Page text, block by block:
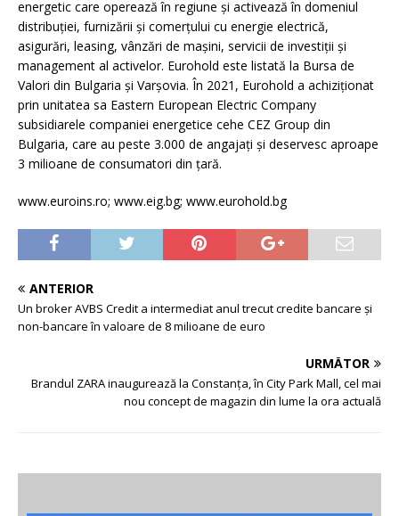
energetic care operează în regiune și activează în domeniul
distribuției, furnizării și comerțului cu energie electrică,
asigurări, leasing, vânzări de mașini, servicii de investiții și
management al activelor. Eurohold este listată la Bursa de
Valori din Bulgaria și Varșovia. În 2021, Eurohold a achiziționat
prin unitatea sa Eastern European Electric Company
subsidiarele companiei energetice cehe CEZ Group din
Bulgaria, care au peste 3.000 de angajați și deservesc aproape
3 milioane de consumatori din țară.
www.euroins.ro; www.eig.bg; www.eurohold.bg
ANTERIOR
Un broker AVBS Credit a intermediat anul trecut credite bancare şi
non-bancare în valoare de 8 milioane de euro
URMĂTOR
Brandul ZARA inaugurează la Constanța, în City Park Mall, cel mai
nou concept de magazin din lume la ora actuală